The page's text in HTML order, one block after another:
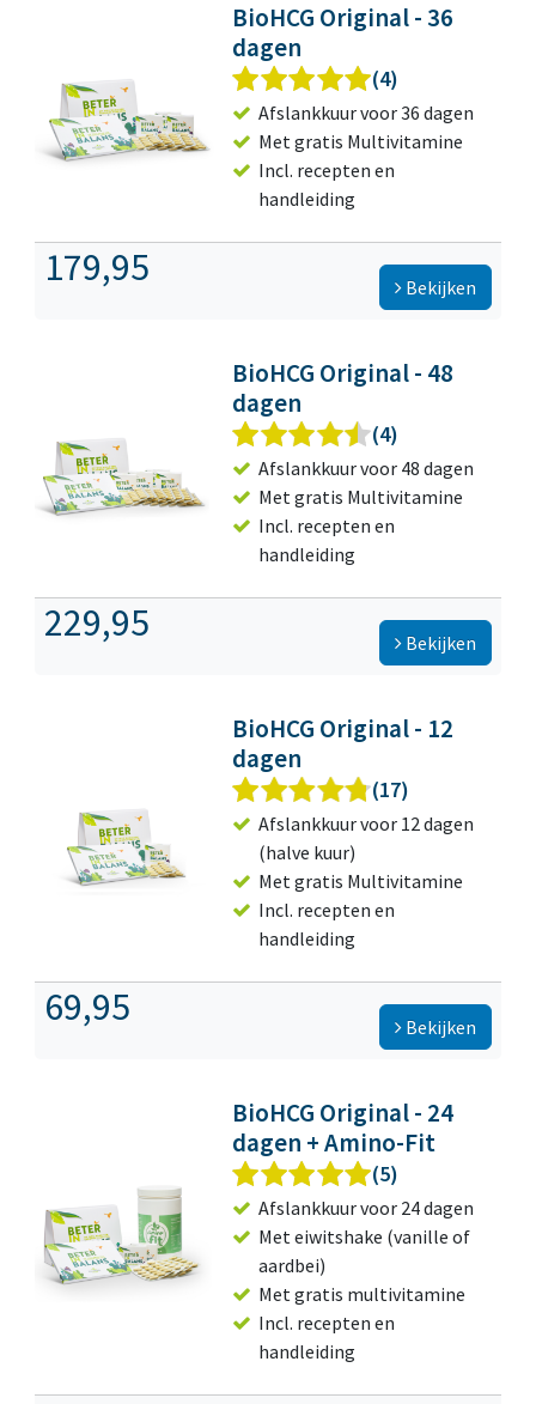
BioHCG Original - 36
dagen
(4)
Afslankkuur voor 36 dagen
Met gratis Multivitamine
Incl. recepten en
handleiding
179,95 Bekijken
BioHCG Original - 48
dagen
(4)
Afslankkuur voor 48 dagen
Met gratis Multivitamine
Incl. recepten en
handleiding
229,95 Bekijken
BioHCG Original - 12
dagen
(17)
Afslankkuur voor 12 dagen
(halve kuur)
Met gratis Multivitamine
Incl. recepten en
handleiding
69,95 Bekijken
BioHCG Original - 24
dagen + Amino-Fit
(5)
Afslankkuur voor 24 dagen
Met eiwitshake (vanille of
aardbei)
Met gratis multivitamine
Incl. recepten en
handleiding